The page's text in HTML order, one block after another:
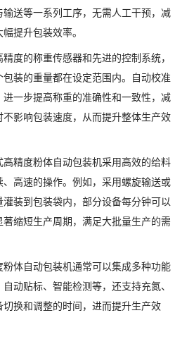
送等一系列工序，无需人工干预，减
提升包装效率。
度的称重传感器和先进的控制系统，
装的重量都在设定范围内。自动校准
一步提高称重的准确性和一致性，减
影响包装速度，从而提升整体生产效
高精度粉体自动包装机采用高效的给料
高速的操作。例如，采用螺旋输送或
装到包装袋内，部分设备每分钟可以
缩短生产周期，满足大批量生产的需
粉体自动包装机通常可以集成多种功能
动贴标、智能检测等，还支持充氮、
换和调整的时间，进而提升生产效